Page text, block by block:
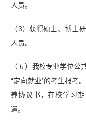
人员。
（3）获得硕士、博士
人员。
（五）我校专业学位公
“定向就业”的考生报考
养协议书，在校学习
遣。